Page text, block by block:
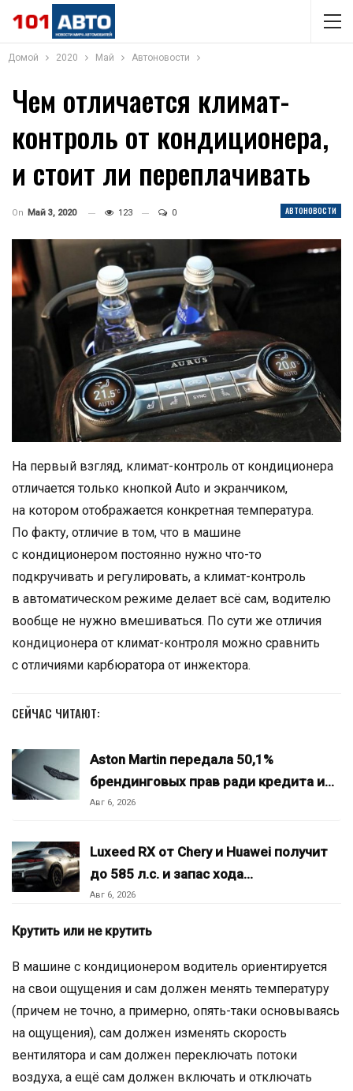
Домой 2020 Май Автоновости
Чем отличается климат-
контроль от кондиционера,
и стоит ли переплачивать
АВТОНОВОСТИ
On Май 3, 2020 123 0
На первый взгляд, климат-контроль от кондиционера
отличается только кнопкой Auto и экранчиком,
на котором отображается конкретная температура.
По факту, отличие в том, что в машине
с кондиционером постоянно нужно что-то
подкручивать и регулировать, а климат-контроль
в автоматическом режиме делает всё сам, водителю
вообще не нужно вмешиваться. По сути же отличия
кондиционера от климат-контроля можно сравнить
с отличиями карбюратора от инжектора.
СЕЙЧАС ЧИТАЮТ:
Aston Martin передала 50,1%
брендинговых прав ради кредита и…
Авг 6, 2026
Luxeed RX от Chery и Huawei получит
до 585 л.с. и запас хода…
Авг 6, 2026
Крутить или не крутить
В машине с кондиционером водитель ориентируется
на свои ощущения и сам должен менять температуру
(причем не точно, а примерно, опять-таки основываясь
на ощущения), сам должен изменять скорость
вентилятора и сам должен переключать потоки
воздуха, а ещё сам должен включать и отключать